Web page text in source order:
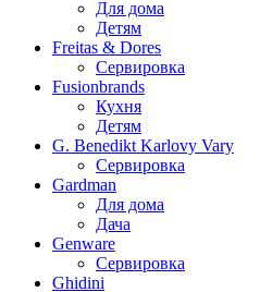
Для дома
Детям
Freitas & Dores
Сервировка
Fusionbrands
Кухня
Детям
G. Benedikt Karlovy Vary
Сервировка
Gardman
Для дома
Дача
Genware
Сервировка
Ghidini